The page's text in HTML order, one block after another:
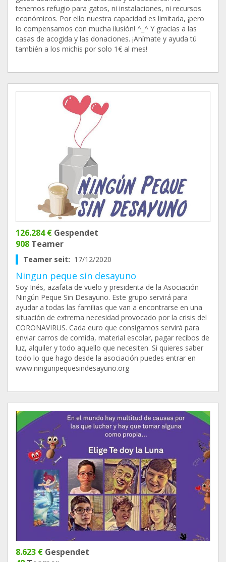
tenemos refugio para gatos, ni instalaciones, ni recursos
económicos. Por ello nuestra capacidad es limitada, ¡pero
lo compensamos con mucha ilusión! ^_^ Y gracias a las
casas de acogida y las donaciones. ¡Anímate y ayuda tú
también a los michis por solo 1€ al mes!
126.284 € Gespendet
908 Teamer
Teamer seit: 17/12/2020
Ningun peque sin desayuno
Soy Inés, azafata de vuelo y presidenta de la Asociación
Ningún Peque Sin Desayuno. Este grupo servirá para
ayudar a todas las familias que van a encontrarse en una
situación de extrema necesidad provocado por la crisis del
CORONAVIRUS. Cada euro que consigamos servirá para
enviar carros de comida, material escolar, pagar recibos de
luz, alquiler y todo aquello que necesiten. Si quieres saber
todo lo que hago desde la asociación puedes entrar en
www.ningunpequesindesayuno.org
8.623 € Gespendet